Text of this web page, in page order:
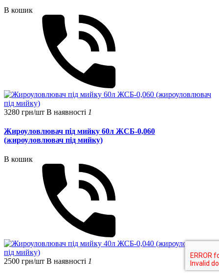
В кошик
3280 грн/шт В наявності 1
Жироуловлювач під мийку 60л ЖСБ-0,060
(жироуловлювач під мийку)
В кошик
2500 грн/шт В наявності 1